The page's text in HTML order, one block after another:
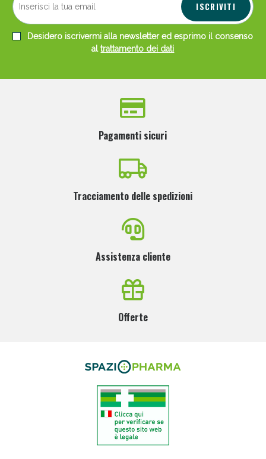
ISCRIVITI
Desidero iscrivermi alla newsletter ed esprimo il consenso
altrattamento dei dati
Pagamenti sicuri
Tracciamento delle spedizioni
Assistenza cliente
Offerte